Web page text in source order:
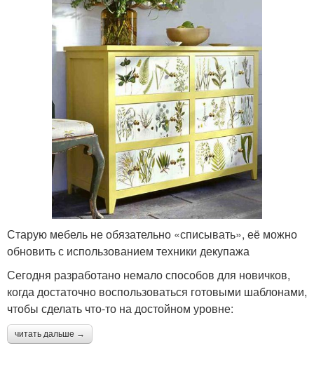
Старую мебель не обязательно «списывать», её можно
обновить с использованием техники декупажа
Сегодня разработано немало способов для новичков,
когда достаточно воспользоваться готовыми шаблонами,
чтобы сделать что-то на достойном уровне:
читать дальше →